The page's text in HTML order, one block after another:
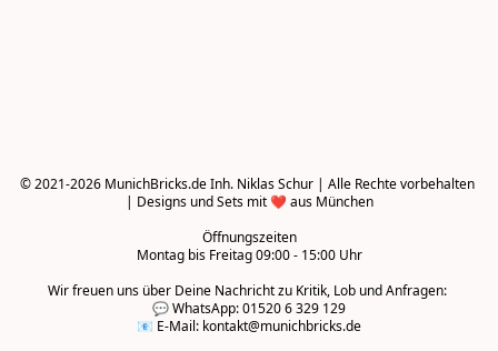
© 2021-2026 MunichBricks.de Inh. Niklas Schur | Alle Rechte vorbehalten
| Designs und Sets mit ❤️ aus München
Öffnungszeiten
Montag bis Freitag 09:00 - 15:00 Uhr
Wir freuen uns über Deine Nachricht zu Kritik, Lob und Anfragen:
💬 WhatsApp: 01520 6 329 129
📧 E-Mail: kontakt@munichbricks.de